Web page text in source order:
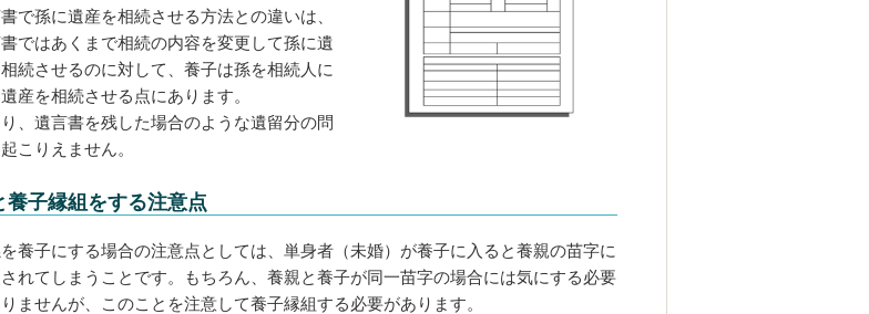
で孫に遺産を相続させる方法との違いは、
ではあくまで相続の内容を変更して孫に遺
続させるのに対して、養子は孫を相続人に
産を相続させる点にあります。
、遺言書を残した場合のような遺留分の問
こりえません。
養子縁組をする注意点
養子にする場合の注意点としては、単身者（未婚）が養子に入ると養親の苗字に
れてしまうことです。もちろん、養親と養子が同一苗字の場合には気にする必要
ませんが、このことを注意して養子縁組する必要があります。